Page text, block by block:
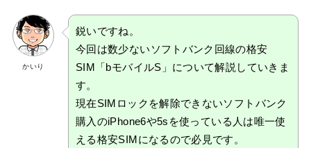
かいり
鋭いですね。
今回は数少ないソフトバンク回線の格安
SIM「bモバイルS」について解説していきま
す。
現在SIMロックを解除できないソフトバンク
購入のiPhone6や5sを使っている人は唯一使
える格安SIMになるので必見です。